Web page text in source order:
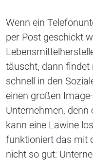
Wenn ein
per Post geschickt
täuscht, dann findet
schnell in den
einen großen
Unternehmen,
kann eine Lawine
funktioniert das mit
nicht so gut: